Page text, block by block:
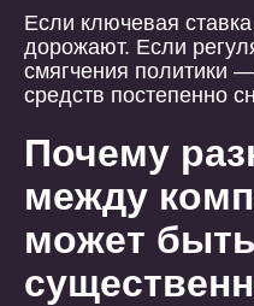
Если ключевая
дорожают. Если
смягчения политики
средств постепенно
Почему
между
может быть